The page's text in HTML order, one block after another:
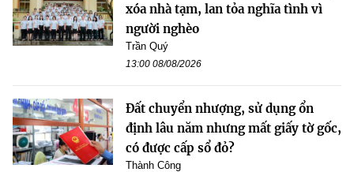
xóa nhà tạm, lan tỏa nghĩa tình vì
người nghèo
Trần Quý
13:00 08/08/2026
Đất chuyển nhượng, sử dụng ổn
định lâu năm nhưng mất giấy tờ gốc,
có được cấp sổ đỏ?
Thành Công